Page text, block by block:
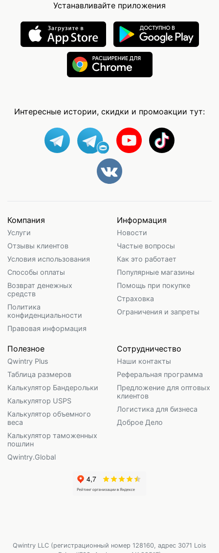
Устанавливайте приложения
Интересные истории, скидки и промоакции тут:
Компания
Услуги
Отзывы клиентов
Условия использования
Способы оплаты
Возврат денежных
средств
Политика
конфиденциальности
Правовая информация
Информация
Новости
Частые вопросы
Как это работает
Популярные магазины
Помощь при покупке
Страховка
Ограничения и запреты
Полезное
Qwintry Plus
Таблица размеров
Калькулятор Бандерольки
Калькулятор USPS
Калькулятор объемного
веса
Калькулятор таможенных
пошлин
Qwintry.Global
Сотрудничество
Наши контакты
Реферальная программа
Предложение для оптовых
клиентов
Логистика для бизнеса
Доброе Дело
Qwintry LLC (регистрационный номер 128160, адрес 3071 Lois